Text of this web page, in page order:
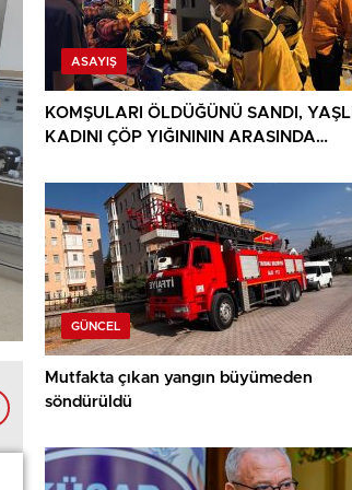
ASAYIŞ
KOMŞULARI ÖLDÜĞÜNÜ SANDI, YAŞLI
KADINI ÇÖP YIĞINININ ARASINDA
GÜNCEL
Mutfakta çıkan yangın büyümeden
söndürüldü